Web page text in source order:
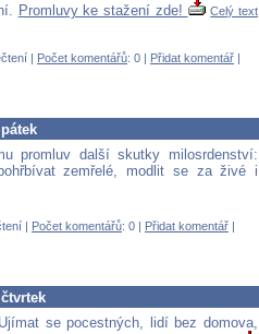
Promluvy ke stažení zde!
Celý text
| Počet komentářů: 0 | Přidat komentář |
promluv další skutky milosrdenství:
zemřelé, modlit se za živé i
| Počet komentářů: 0 | Přidat komentář |
se pocestných, lidí bez domova,